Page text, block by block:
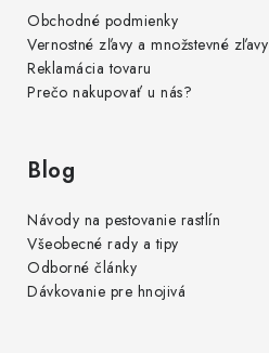
Obchodné podmienky
Vernostné zľavy a množstevné zľavy
Reklamácia tovaru
Prečo nakupovať u nás?
Blog
Návody na pestovanie rastlín
Všeobecné rady a tipy
Odborné články
Dávkovanie pre hnojivá